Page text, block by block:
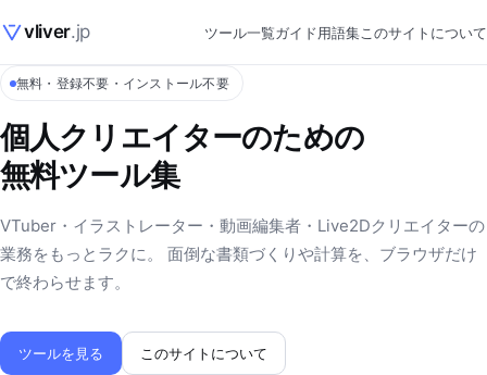
vliver.jp ツール一覧ガイド用語集このサイトについて
無料・登録不要・インストール不要
個人クリエイターのための
無料ツール集
VTuber・イラストレーター・動画編集者・Live2Dクリエイターの
業務をもっとラクに。 面倒な書類づくりや計算を、ブラウザだけ
で終わらせます。
ツールを見る このサイトについて